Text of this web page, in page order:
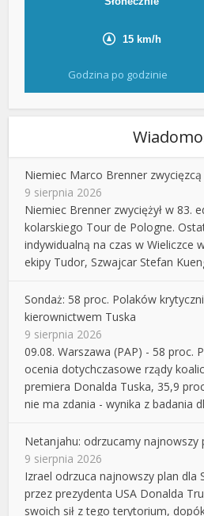
Godzina po godzinie
Niemiec Marco Brenner
9 sierpnia 2026
Niemiec Brenner zwyciężył w 83.
kolarskiego Tour de Pologne.
indywidualną na czas w Wieliczce
ekipy Tudor, Szwajcar Stefan
Sondaż: 58 proc. Polaków
kierownictwem Tuska
9 sierpnia 2026
09.08. Warszawa (PAP) - 58 proc.
ocenia dotychczasowe rządy
premiera Donalda Tuska, 35,9
nie ma zdania - wynika z badania
Netanjahu: odrzucamy najnowszy
9 sierpnia 2026
Izrael odrzuca najnowszy plan dla
przez prezydenta USA Donalda
swoich sił z tego terytorium,